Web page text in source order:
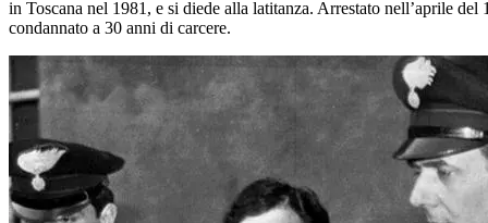
in Toscana nel 1981, e si diede alla latitanza. Arrestato nell’aprile del
condannato a 30 anni di carcere.